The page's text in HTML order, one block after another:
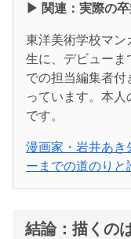
▶ 関連：実際の
東洋美術学校マン
生に、デビューま
での担当編集者付
っています。本
です。
漫画家・岩井あき
ーまでの道のりと
結論：描くの